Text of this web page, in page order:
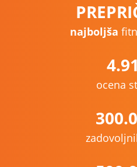
najboljša
4.91
ocena